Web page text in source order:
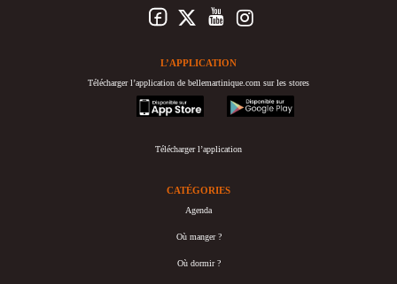
L’APPLICATION
Télécharger l’application de bellemartinique.com sur les stores
appstore
googleplay
Télécharger l’application
CATÉGORIES
Agenda
Où manger ?
Où dormir ?